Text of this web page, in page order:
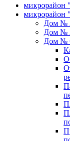
микрорайон
Дом №
Дом №
Дом №